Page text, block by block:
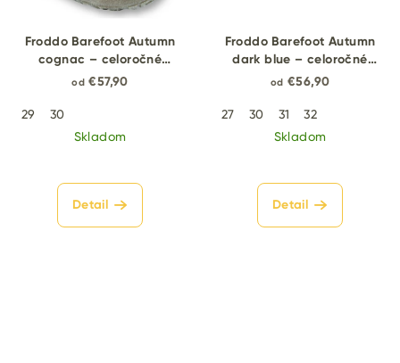
Froddo Barefoot Autumn
cognac – celoročné
barefoot topánky
od €57,90
29
30
Skladom
Detail
Froddo Barefoot Autumn
dark blue – celoročné
barefoot topánky
od €56,90
27 30 31
32
Skladom
Detail